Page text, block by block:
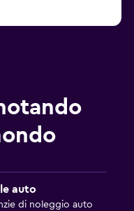
auto
di noleggio auto